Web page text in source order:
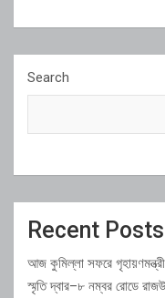
Search
Recent Posts
আজ কুমিল্লা সফরে
স্মৃতি দ্বার–৮ নম্বর রোডে